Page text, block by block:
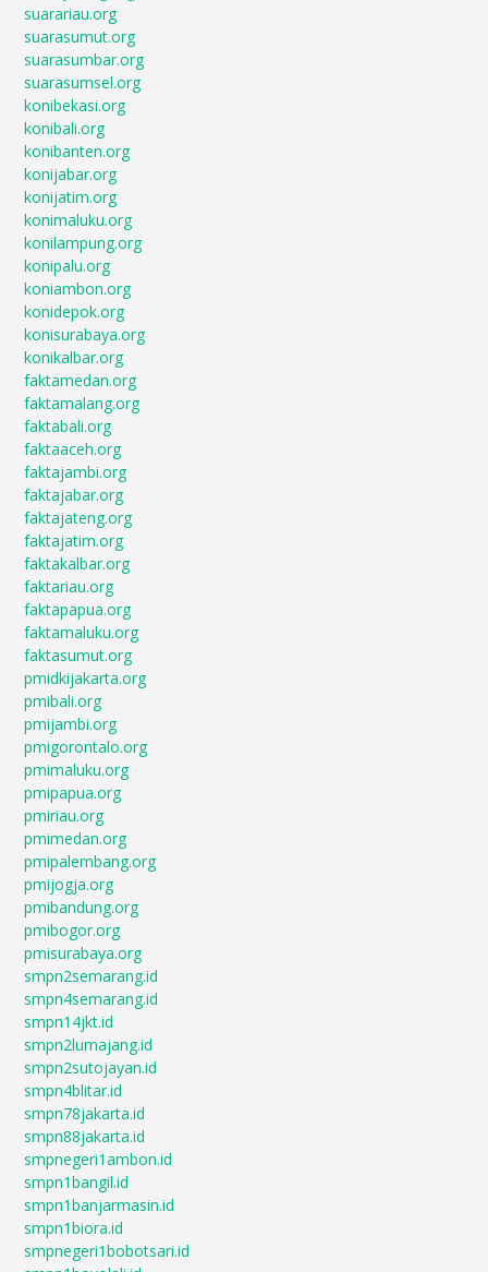
suarariau.org
suarasumut.org
suarasumbar.org
suarasumsel.org
konibekasi.org
konibali.org
konibanten.org
konijabar.org
konijatim.org
konimaluku.org
konilampung.org
konipalu.org
koniambon.org
konidepok.org
konisurabaya.org
konikalbar.org
faktamedan.org
faktamalang.org
faktabali.org
faktaaceh.org
faktajambi.org
faktajabar.org
faktajateng.org
faktajatim.org
faktakalbar.org
faktariau.org
faktapapua.org
faktamaluku.org
faktasumut.org
pmidkijakarta.org
pmibali.org
pmijambi.org
pmigorontalo.org
pmimaluku.org
pmipapua.org
pmiriau.org
pmimedan.org
pmipalembang.org
pmijogja.org
pmibandung.org
pmibogor.org
pmisurabaya.org
smpn2semarang.id
smpn4semarang.id
smpn14jkt.id
smpn2lumajang.id
smpn2sutojayan.id
smpn4blitar.id
smpn78jakarta.id
smpn88jakarta.id
smpnegeri1ambon.id
smpn1bangil.id
smpn1banjarmasin.id
smpn1biora.id
smpnegeri1bobotsari.id